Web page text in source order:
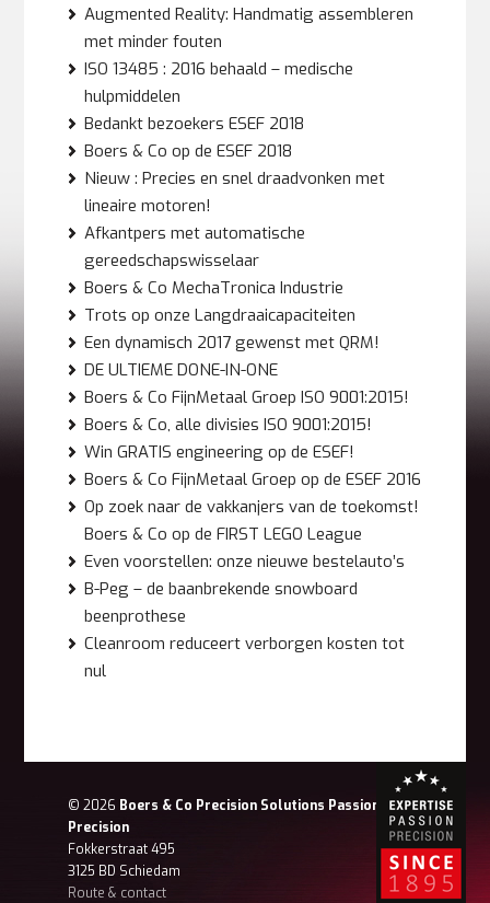
Augmented Reality: Handmatig assembleren
met minder fouten
ISO 13485 : 2016 behaald – medische
hulpmiddelen
Bedankt bezoekers ESEF 2018
Boers & Co op de ESEF 2018
Nieuw : Precies en snel draadvonken met
lineaire motoren!
Afkantpers met automatische
gereedschapswisselaar
Boers & Co MechaTronica Industrie
Trots op onze Langdraaicapaciteiten
Een dynamisch 2017 gewenst met QRM!
DE ULTIEME DONE-IN-ONE
Boers & Co FijnMetaal Groep ISO 9001:2015!
Boers & Co, alle divisies ISO 9001:2015!
Win GRATIS engineering op de ESEF!
Boers & Co FijnMetaal Groep op de ESEF 2016
Op zoek naar de vakkanjers van de toekomst!
Boers & Co op de FIRST LEGO League
Even voorstellen: onze nieuwe bestelauto’s
B-Peg – de baanbrekende snowboard
beenprothese
Cleanroom reduceert verborgen kosten tot
nul
© 2026 Boers & Co Precision Solutions Passion for
Precision
Fokkerstraat 495
3125 BD Schiedam
Route & contact